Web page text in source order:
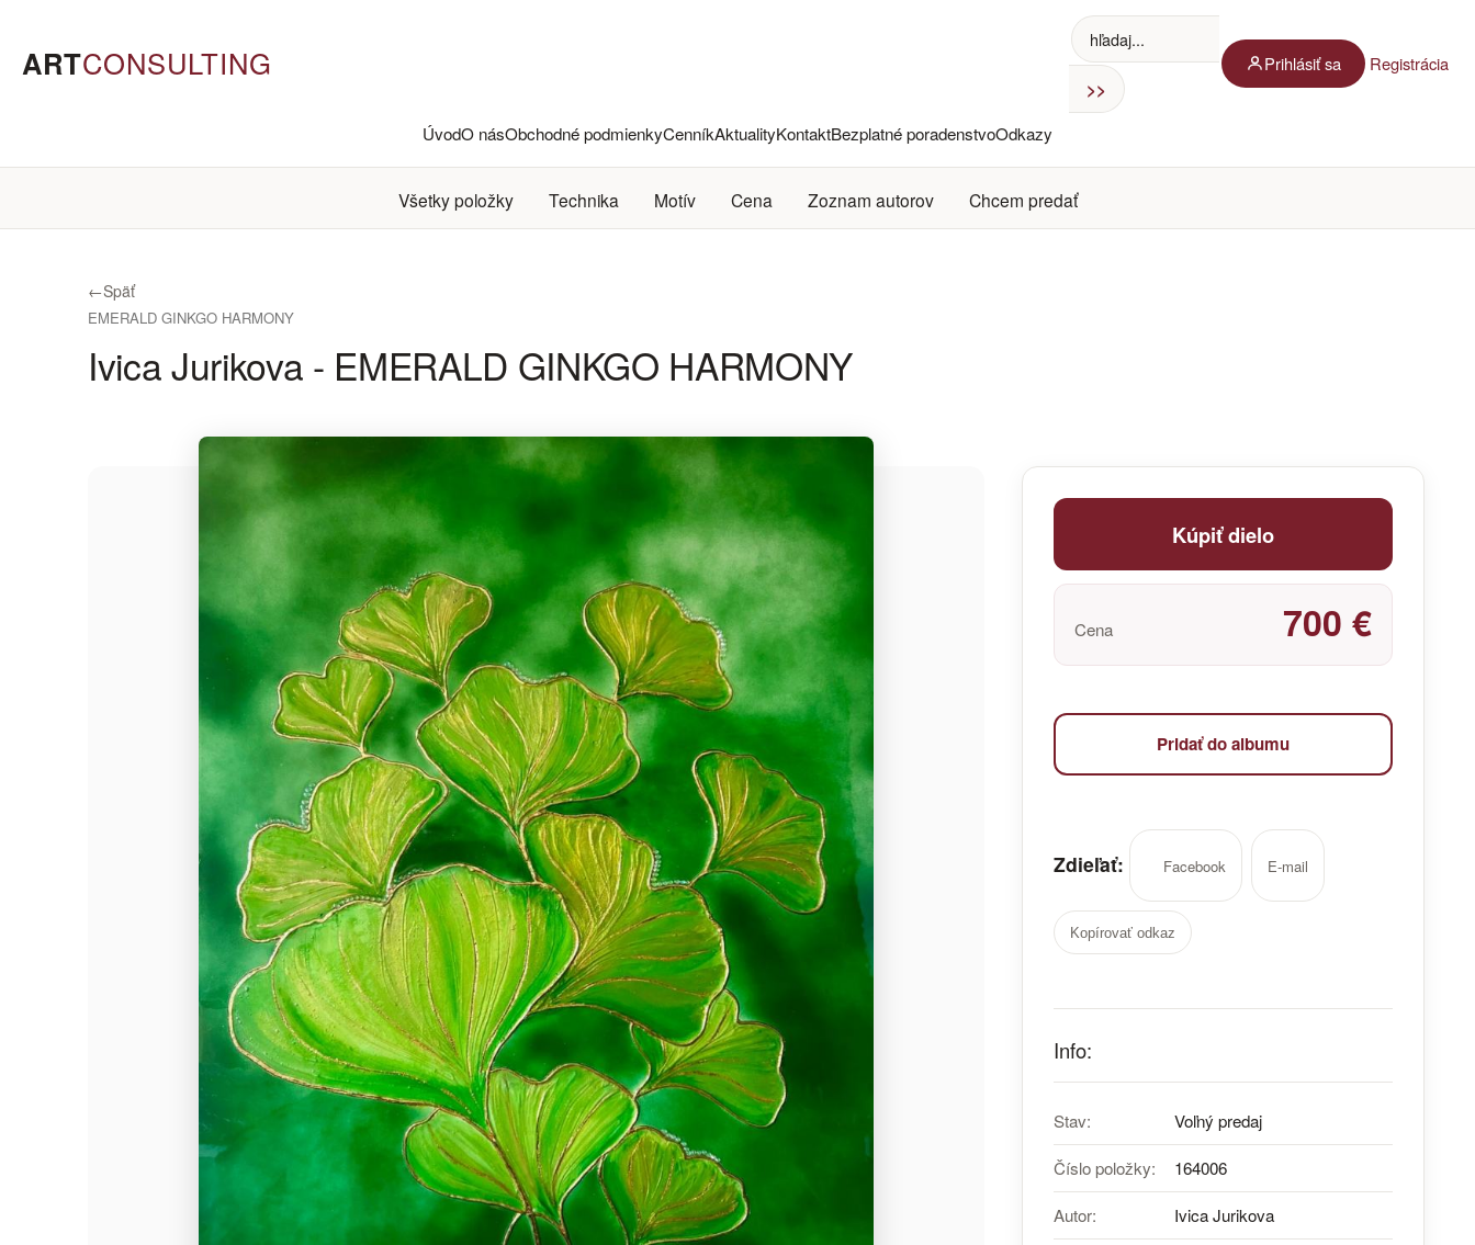
ARTCONSULTING
ÚvodO násObchodné podmienkyCenníkAktualityKontaktBezplatné poradenstvoOdkazy
Prihlásiť sa Registrácia
Všetky položky Technika Motív Cena Zoznam autorov Chcem predať
←Späť
EMERALD GINKGO HARMONY
Ivica Jurikova - EMERALD GINKGO HARMONY
Kúpiť dielo
Cena 700 €
Pridať do albumu
Zdieľať: Facebook E-mail
Kopírovať odkaz
Info:
Stav: Voľný predaj
Číslo položky: 164006
Autor: Ivica Jurikova